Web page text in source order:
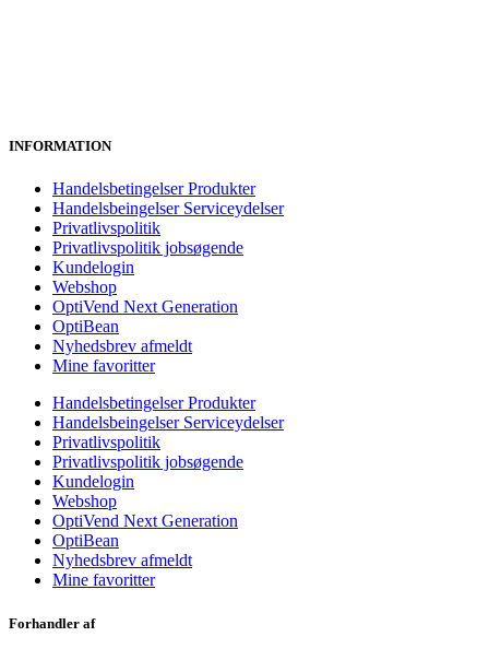
INFORMATION
Handelsbetingelser Produkter
Handelsbeingelser Serviceydelser
Privatlivspolitik
Privatlivspolitik jobsøgende
Kundelogin
Webshop
OptiVend Next Generation
OptiBean
Nyhedsbrev afmeldt
Mine favoritter
Handelsbetingelser Produkter
Handelsbeingelser Serviceydelser
Privatlivspolitik
Privatlivspolitik jobsøgende
Kundelogin
Webshop
OptiVend Next Generation
OptiBean
Nyhedsbrev afmeldt
Mine favoritter
Forhandler af